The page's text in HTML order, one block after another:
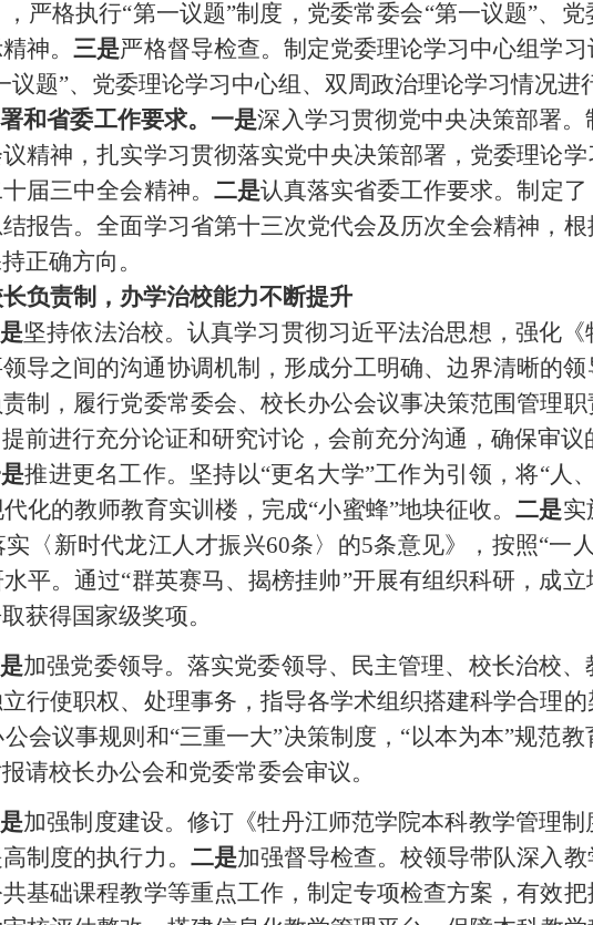
严格执行“第一议题”制度，党委常委会“第一议题”、
神。三是严格督导检查。制定党委理论学习中心组学
议题”、党委理论学习中心组、双周政治理论学习情况进
和省委工作要求。一是深入学习贯彻党中央决策部署。
精神，扎实学习贯彻落实党中央决策部署，党委理论
届三中全会精神。 二是认真落实省委工作要求。制定
报告。全面学习省第十三次党代会及历次全会精神，
正确方向。
负责制，办学治校能力不断提升
坚持依法治校。认真学习贯彻习近平法治思想，强化
导之间的沟通协调机制，形成分工明确、边界清晰的领
制，履行党委常委会、 校长办公会议事决策范围管理职
前进行充分论证和研究讨论，会前充分沟通，确保审议
推进更名工作。坚持以“更名大学”工作为引领，将“人
化的教师教育实训楼， 完成“小蜜蜂”地块征收。二是实
〈新时代龙江人才振兴60条〉的5条意见》，按照“一
平。通过“群英赛马、揭榜挂帅”开展有组织科研，成
获得国家级奖项。
加强党委领导。落实党委领导、民主管理、校长治校
行使职权、处理事务，指导各学术组织搭建科学合理
会议事规则 和“三重一大”决策制 度， “以本为本”规范教
请校长办公会和党委常委会审议。
加强制度建设。修订《牡丹江师范学院本科教学管理
制度的执行力。 二是加强督导检查。校领导带队深入
基础课程教学等重点工作，制定专项检查方案，有效